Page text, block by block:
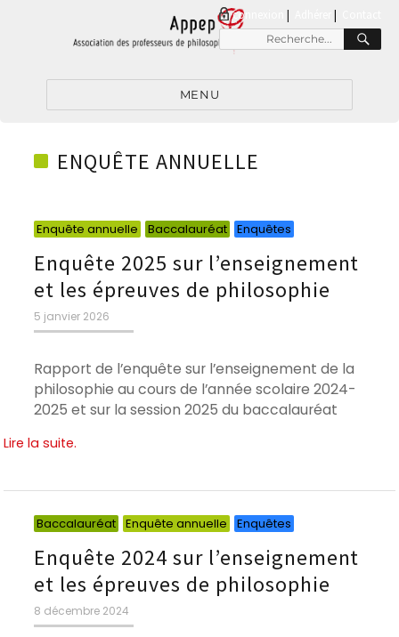
connexion |
Recherche
pour
MENU
ENQUÊTE ANNUELLE
Enquête annuelle Baccalauréat Enquêtes
Enquête 2025 sur l’enseignement
et les épreuves de philosophie
Publié
le
5 janvier 2026
Rapport de l’enquête sur l’enseignement de la
philosophie au cours de l’année scolaire 2024-
2025 et sur la session 2025 du baccalauréat
Lire la suite.
Baccalauréat Enquête annuelle Enquêtes
Enquête 2024 sur l’enseignement
et les épreuves de philosophie
Publié
le
8 décembre 2024